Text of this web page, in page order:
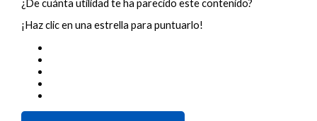
¿De cuánta utilidad te ha parecido este contenido?
¡Haz clic en una estrella para puntuarlo!